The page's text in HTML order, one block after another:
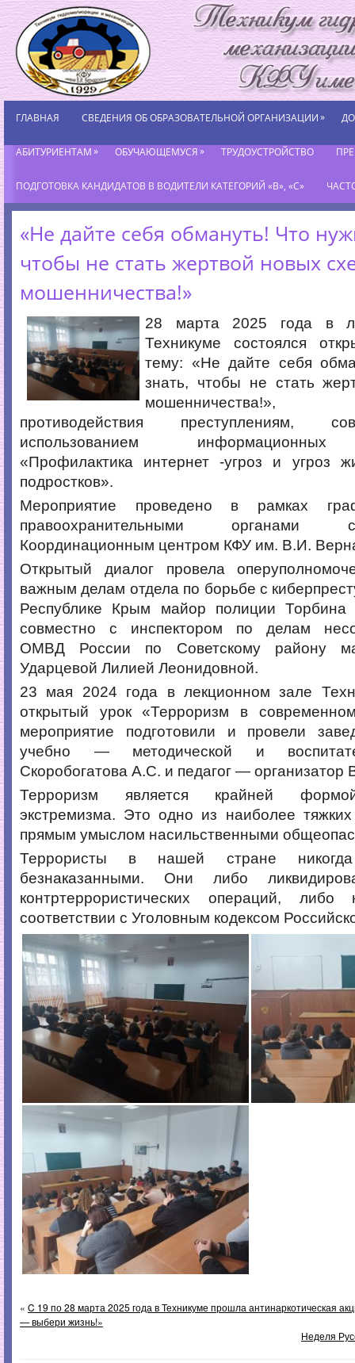
ГЛАВНАЯ СВЕДЕНИЯ ОБ ОБРАЗОВАТЕЛЬНОЙ ОРГАНИЗАЦИИ»
АБИТУРИЕНТАМ» ОБУЧАЮЩЕМУСЯ» ТРУДОУСТРОЙСТВО
ПОДГОТОВКА КАНДИДАТОВ В ВОДИТЕЛИ КАТЕГОРИЙ «В», «С»
«Не дайте себя обмануть! Что
чтобы не стать жертвой новых
мошенничества!»
28 марта 2025 года в
Техникуме состоялся
тему: «Не дайте себя
знать, чтобы не стать
мошенничества!»,
противодействия преступлениям,
использованием информационных
«Профилактика интернет -угроз и угроз
подростков».
Мероприятие проведено в рамках
правоохранительными органами
Координационным центром КФУ им. В.И.
Открытый диалог провела
важным делам отдела по борьбе с
Республике Крым майор полиции Торбина
совместно с инспектором по делам
ОМВД России по Советскому району
Ударцевой Лилией Леонидовной.
23 мая 2024 года в лекционном зале
открытый урок «Терроризм в
мероприятие подготовили и провели
учебно — методической и
Скоробогатова А.С. и педагог — организатор
Терроризм является крайней
экстремизма. Это одно из наиболее
прямым умыслом насильственными
Террористы в нашей стране
безнаказанными. Они либо
контртеррористических операций, либо
соответствии с Уголовным кодексом
« C 19 по 28 марта 2025 года в Техникуме прошла антинаркотическая
— выбери жизнь!»
Неделя